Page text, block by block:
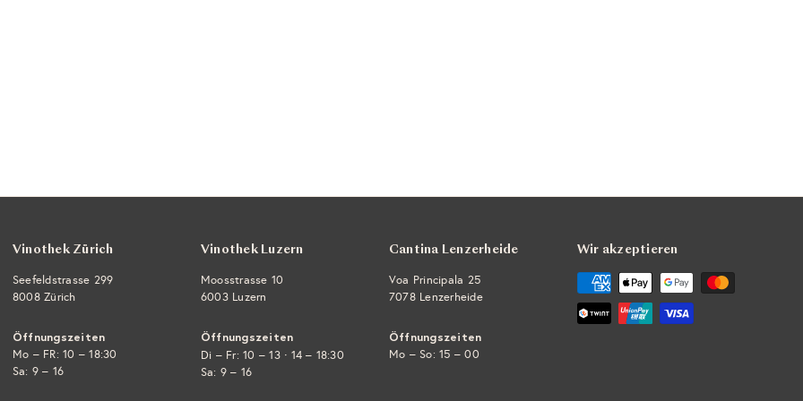
Vinothek Zürich
Seefeldstrasse 299
8008 Zürich
Öffnungszeiten
Mo – FR: 10 – 18:30
Sa: 9 – 16
Vinothek Luzern
Moosstrasse 10
6003 Luzern
Öffnungszeiten
Di – Fr: 10 – 13 · 14 – 18:30
Sa: 9 – 16
Cantina Lenzerheide
Voa Principala 25
7078 Lenzerheide
Öffnungszeiten
Mo – So: 15 – 00
Wir akzeptieren